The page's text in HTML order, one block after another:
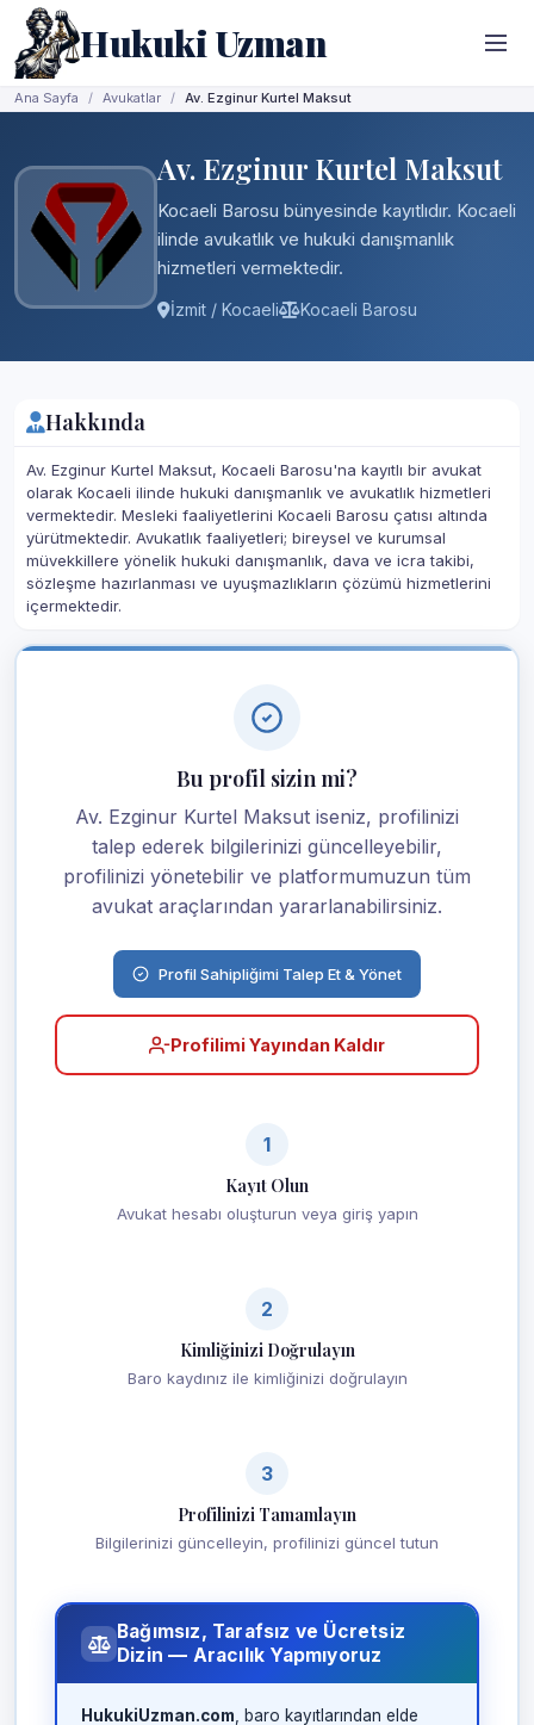
Hukuki Uzman
Ana Sayfa Avukatlar Av. Ezginur Kurtel Maksut
Av. Ezginur Kurtel Maksut
Kocaeli Barosu bünyesinde kayıtlıdır. Kocaeli
ilinde avukatlık ve hukuki danışmanlık
hizmetleri vermektedir.
İzmit / Kocaeli Kocaeli Barosu
Hakkında
Av. Ezginur Kurtel Maksut, Kocaeli Barosu'na kayıtlı bir avukat
olarak Kocaeli ilinde hukuki danışmanlık ve avukatlık hizmetleri
vermektedir. Mesleki faaliyetlerini Kocaeli Barosu çatısı altında
yürütmektedir. Avukatlık faaliyetleri; bireysel ve kurumsal
müvekkillere yönelik hukuki danışmanlık, dava ve icra takibi,
sözleşme hazırlanması ve uyuşmazlıkların çözümü hizmetlerini
içermektedir.
Bu profil sizin mi?
Av. Ezginur Kurtel Maksut iseniz, profilinizi
talep ederek bilgilerinizi güncelleyebilir,
profilinizi yönetebilir ve platformumuzun tüm
avukat araçlarından yararlanabilirsiniz.
Profil Sahipliğimi Talep Et & Yönet
Profilimi Yayından Kaldır
1
Kayıt Olun
Avukat hesabı oluşturun veya giriş yapın
2
Kimliğinizi Doğrulayın
Baro kaydınız ile kimliğinizi doğrulayın
3
Profilinizi Tamamlayın
Bilgilerinizi güncelleyin, profilinizi güncel tutun
Bağımsız, Tarafsız ve Ücretsiz
Dizin — Aracılık Yapmıyoruz
HukukiUzman.com , baro kayıtlarından elde